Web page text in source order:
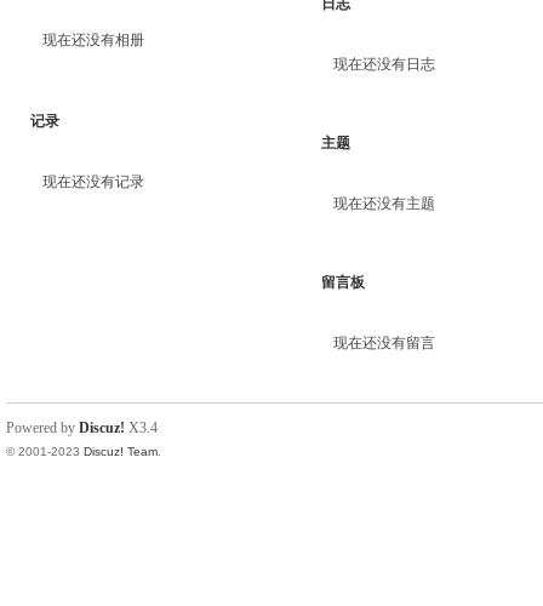
现在还没有相册
记录
现在还没有记录
日志
现在还没有日志
主题
现在还没有主题
留言板
现在还没有留言
Powered by Discuz! X3.4
© 2001-2023 Discuz! Team